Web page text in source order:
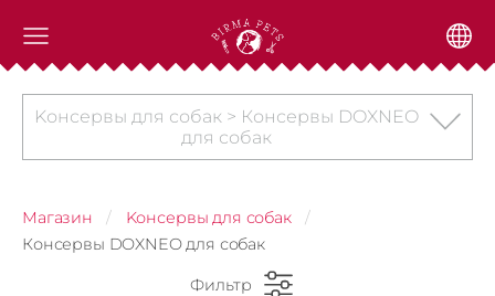
Kонсервы для собак > Консервы DOXNEO
для собак
Магазин
Kонсервы для собак
Консервы DOXNEO для собак
Фильтр